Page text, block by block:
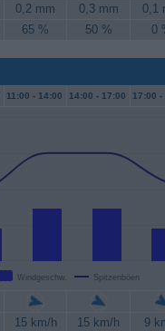
0,2 mm 0,3 mm
0,1
65 % 50 % 0
11:00 - 14:00 14:00 - 17:00 17:00 -
Windgeschw. Spitzenböen
15 km/h 15 km/h
9